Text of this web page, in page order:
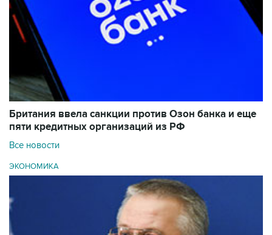
Британия ввела санкции против Озон банка и еще
пяти кредитных организаций из РФ
Все новости
ЭКОНОМИКА